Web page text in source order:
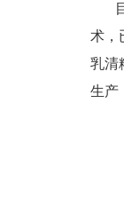
术，
乳清
生产